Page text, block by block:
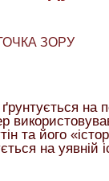
ЗОРУ
на
та його
на уявній